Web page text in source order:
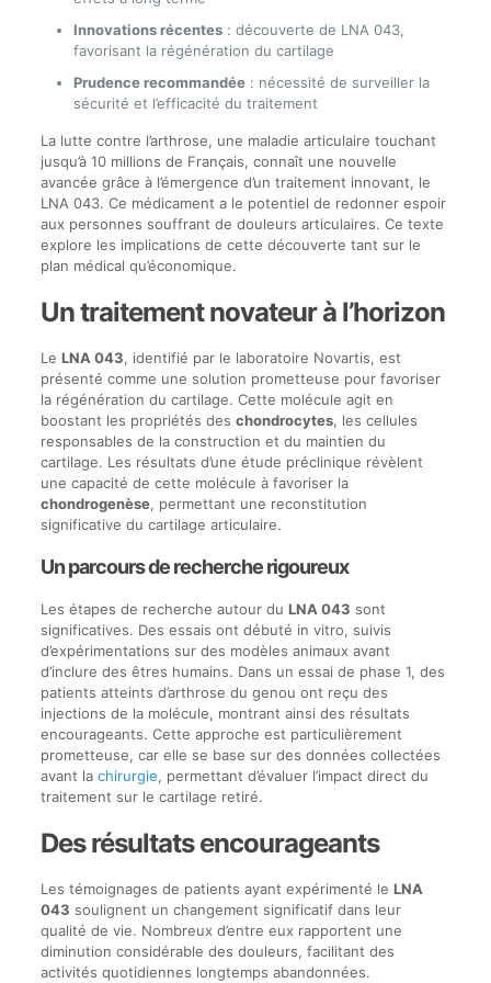
Innovations récentes: découverte de LNA 043,
favorisant la régénération du cartilage
Prudence recommandée: nécessité de surveiller la
sécurité et l’efficacité du traitement
La lutte contre l’arthrose, une maladie articulaire touchant
jusqu’à 10 millions de Français, connaît une nouvelle
avancée grâce à l’émergence d’un traitement innovant, le
LNA 043. Ce médicament a le potentiel de redonner espoir
aux personnes souffrant de douleurs articulaires. Ce texte
explore les implications de cette découverte tant sur le
plan médical qu’économique.
Un traitement novateur à l’horizon
Le LNA 043, identifié par le laboratoire Novartis, est
présenté comme une solution prometteuse pour favoriser
la régénération du cartilage. Cette molécule agit en
boostant les propriétés des chondrocytes, les cellules
responsables de la construction et du maintien du
cartilage. Les résultats d’une étude préclinique révèlent
une capacité de cette molécule à favoriser la
chondrogenèse, permettant une reconstitution
significative du cartilage articulaire.
Un parcours de recherche rigoureux
Les étapes de recherche autour du LNA 043 sont
significatives. Des essais ont débuté in vitro, suivis
d’expérimentations sur des modèles animaux avant
d’inclure des êtres humains. Dans un essai de phase 1, des
patients atteints d’arthrose du genou ont reçu des
injections de la molécule, montrant ainsi des résultats
encourageants. Cette approche est particulièrement
prometteuse, car elle se base sur des données collectées
avant la chirurgie, permettant d’évaluer l’impact direct du
traitement sur le cartilage retiré.
Des résultats encourageants
Les témoignages de patients ayant expérimenté le LNA
043 soulignent un changement significatif dans leur
qualité de vie. Nombreux d’entre eux rapportent une
diminution considérable des douleurs, facilitant des
activités quotidiennes longtemps abandonnées.